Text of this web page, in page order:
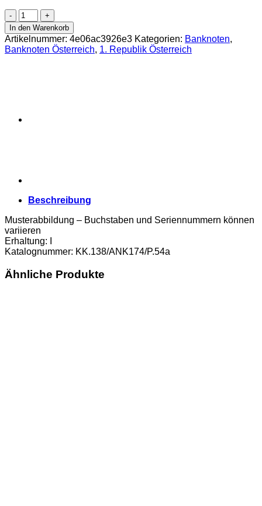
Österreichisch-
ungarische
Bank
-
50
-
I
In den Warenkorb
Artikelnummer: 4e06ac3926e3 Kategorien: Banknoten,
Banknoten Österreich, 1. Republik Österreich
Beschreibung
Musterabbildung – Buchstaben und Seriennummern können
variieren
Erhaltung: I
Katalognummer: KK.138/ANK174/P.54a
Ähnliche Produkte